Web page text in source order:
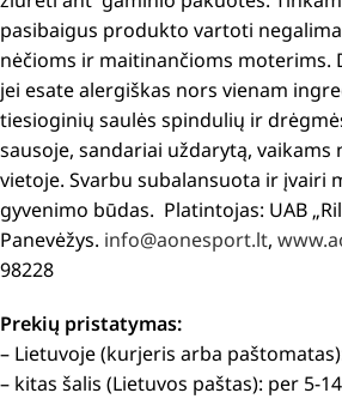
pasibaigus produkto vartoti
nėčioms ir maitinančioms moterims.
jei esate alergiškas nors vienam
tiesioginių saulės spindulių ir
sausoje, sandariai uždarytą, vaikams
vietoje. Svarbu subalansuota ir įvairi
gyvenimo būdas. Platintojas: UAB
Panevėžys. info@aonesport.lt,
98228
Prekių pristatymas:
– Lietuvoje (kurjeris arba
– kitas šalis (Lietuvos paštas): per 5-